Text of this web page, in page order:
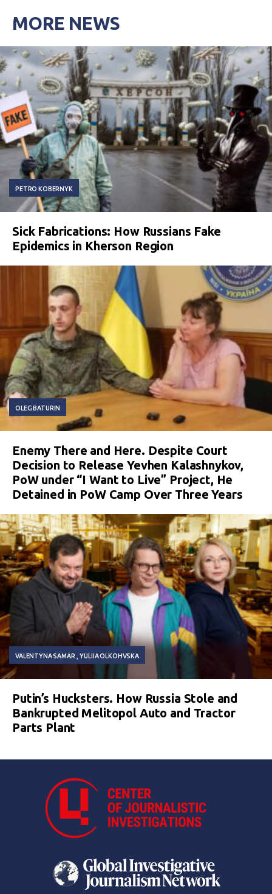
MORE NEWS
PETRO KOBERNYK
Sick Fabrications: How Russians Fake
Epidemics in Kherson Region
OLEG BATURIN
Enemy There and Here. Despite Court
Decision to Release Yevhen Kalashnykov,
PoW under “I Want to Live” Project, He
Detained in PoW Camp Over Three Years
VALENTYNA SAMAR YULIIA OLKOHVSKA
Putin’s Hucksters. How Russia Stole and
Bankrupted Melitopol Auto and Tractor
Parts Plant